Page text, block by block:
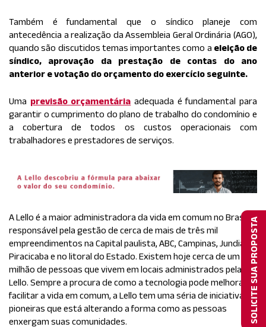
Também é fundamental que o síndico planeje com
antecedência a realização da Assembleia Geral Ordinária (AGO),
quando são discutidos temas importantes como a eleição de
síndico, aprovação da prestação de contas do ano
anterior e votação do orçamento do exercício seguinte.
Uma previsão orçamentária adequada é fundamental para
garantir o cumprimento do plano de trabalho do condomínio e
a cobertura de todos os custos operacionais com
trabalhadores e prestadores de serviços.
A Lello é a maior administradora da vida em comum no Brasil,
responsável pela gestão de cerca de mais de três mil
empreendimentos na Capital paulista, ABC, Campinas, Jundiaí,
Piracicaba e no litoral do Estado. Existem hoje cerca de um
milhão de pessoas que vivem em locais administrados pela
Lello. Sempre a procura de como a tecnologia pode melhorar e
facilitar a vida em comum, a Lello tem uma séria de iniciativas
pioneiras que está alterando a forma como as pessoas
enxergam suas comunidades.
SOLICITE SUA PROPOSTA